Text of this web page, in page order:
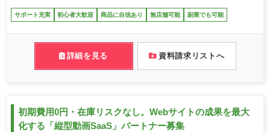
サポート充実 初心者大歓迎 商品に自信あり 無店舗可能 副業でも可能
詳細を見る 資料請求リストへ
初期費用0円・在庫リスクなし。Webサイトの成果を最大
化する「縦型動画SaaS」パートナー募集